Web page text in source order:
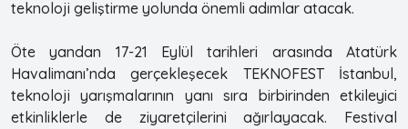
teknoloji geliştirme yolunda önemli adımlar atacak.
Öte yandan 17-21 Eylül tarihleri arasında Atatürk
Havalimanı’nda gerçekleşecek TEKNOFEST İstanbul,
teknoloji yarışmalarının yanı sıra birbirinden etkileyici
etkinliklerle de ziyaretçilerini ağırlayacak. Festival